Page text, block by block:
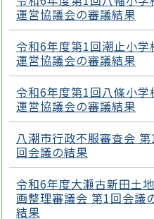
運営協議会の審議結果
令和6年度第1回潮止小学
運営協議会の審議結果
令和6年度第1回八條小学
運営協議会の審議結果
八潮市行政不服審査会 第
回会議の結果
令和6年度大瀬古新田土
画整理審議会 第1回会議
結果